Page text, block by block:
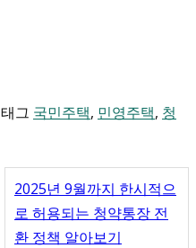
태그 국민주택, 민영주택, 청
2025년 9월까지 한시적으
로 허용되는 청약통장 전
환 정책 알아보기